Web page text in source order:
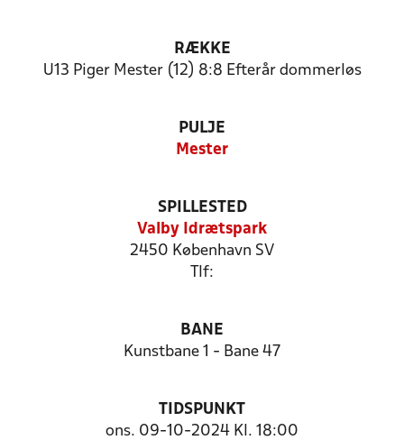
RÆKKE
U13 Piger Mester (12) 8:8 Efterår dommerløs
PULJE
Mester
SPILLESTED
Valby Idrætspark
2450 København SV
Tlf:
BANE
Kunstbane 1 - Bane 47
TIDSPUNKT
ons. 09-10-2024 Kl. 18:00